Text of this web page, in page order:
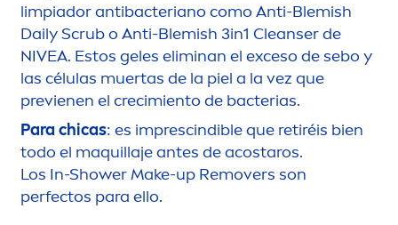
limpiador antibacteriano como Anti-Blemish
Daily Scrub o Anti-Blemish 3in1 Cleanser de
NIVEA. Estos geles eliminan el exceso de sebo y
las células muertas de la piel a la vez que
previenen el crecimiento de bacterias.
Para chicas: es imprescindible que retiréis bien
todo el maquillaje antes de acostaros.
Los In-Shower Make-up Removers son
perfectos para ello.